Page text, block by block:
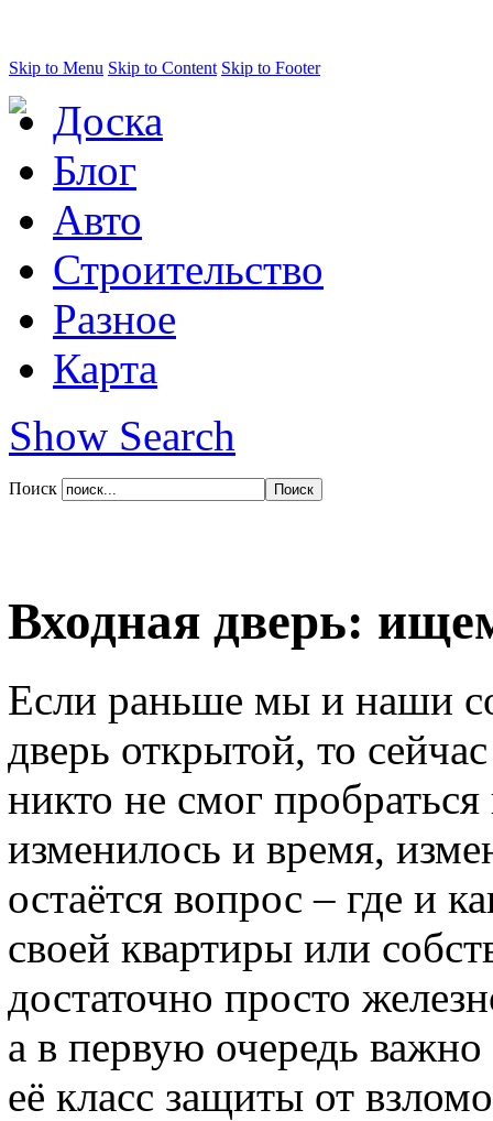
Skip to Menu Skip to Content Skip to Footer
Доска
Блог
Авто
Строительство
Разное
Карта
Show Search
Поиск
Входная дверь:
Если раньше мы и наши
дверь открытой, то
никто не смог
изменилось и время,
остаётся вопрос – где и
своей квартиры или
достаточно просто
а в первую очередь
её класс защиты от